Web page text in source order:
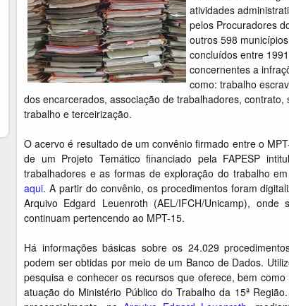
atividades
pelos Procuradores
outros 598
concluídos entre
concernentes a
como: trabalho
dos encarcerados, associação de trabalhadores,
trabalho e terceirização.
O acervo é resultado de um convênio firmado entre o
de um Projeto Temático financiado pela FAPESP
trabalhadores e as formas de exploração do trabalho
aqui. A partir do convênio, os procedimentos foram
Arquivo Edgard Leuenroth (AEL/IFCH/Unicamp),
continuam pertencendo ao MPT-15.
Há informações básicas sobre os 24.029
podem ser obtidas por meio de um Banco de Dados.
pesquisa e conhecer os recursos que oferece, bem
atuação do Ministério Público do Trabalho da 15ª